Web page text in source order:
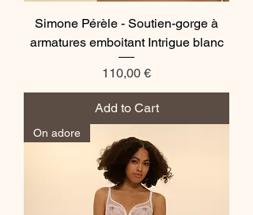
Simone Pérèle - Soutien-gorge à
armatures emboitant Intrigue blanc
Price
110,00 €
Add to Cart
On adore